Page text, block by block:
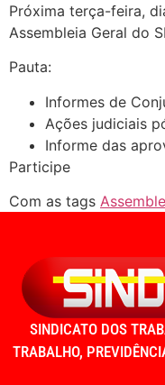
Próxima terça-feira,
Assembleia Geral do
Pauta:
Informes de
Ações judiciais
Informe das
Participe
Com as tags
SINDICATO DOS
TRABALHO,